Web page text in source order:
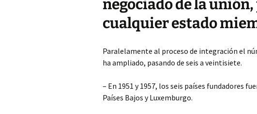
negociado de la
cualquier estado
Paralelamente al proceso de integración el
ha ampliado, pasando de seis a veintisiete.
– En 1951 y 1957, los seis países fundadores
Países Bajos y Luxemburgo.